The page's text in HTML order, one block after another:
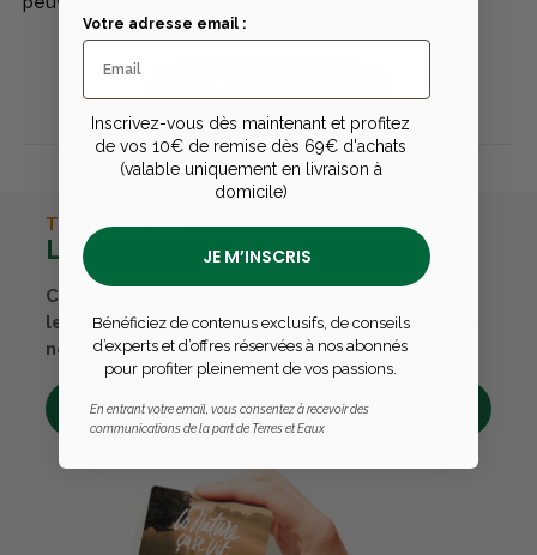
TERRES & EAUX
La carte avantages
Cumulez des points passions et convertissez-
les en bons cadeaux. Bénéficiez également de
nombreux autres avantages.
Découvrez tous ses avantages
Votre adresse email :
Inscrivez-vous dès maintenant et profitez
de vos 10€ de remise dès 69€ d'achats
(valable uniquement en livraison à
domicile)
JE M’INSCRIS
Bénéficiez de contenus exclusifs, de conseils
d’experts et d’offres réservées à nos abonnés
pour profiter pleinement de vos passions.
En entrant votre email, vous consentez à recevoir des
communications de la part de Terres et Eaux